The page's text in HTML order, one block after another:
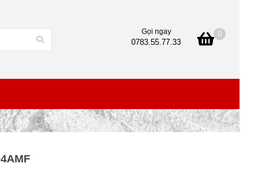
Gọi ngay
0783.55.77.33
0